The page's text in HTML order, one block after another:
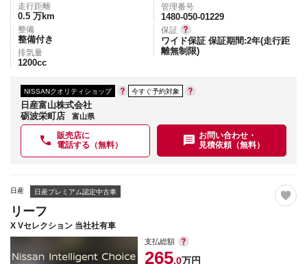
走行距離
0.5 万km
整備
整備付き
排気量
1200cc
管理番号
1480-050-01229
保証
ワイド保証 保証期間:2年(走行距
離無制限)
NISSANクオリティショップ 今すぐ予約対象
日産富山株式会社
砺波栄町店
富山県
販売店に
電話する（無料）
お問い合わせ・
見積依頼（無料）
日産 日産プレミアム認定中古車
リーフ
X Vセレクション 当社社有車
支払総額
265.0万円